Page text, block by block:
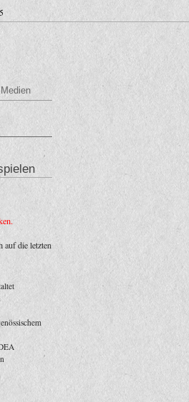
Medien
auf die letzten